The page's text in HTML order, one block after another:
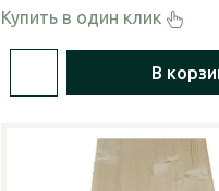
Купить в один клик
В